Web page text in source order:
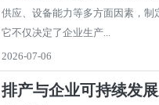
供应、设备能力等多方面因素，制
它不仅决定了企业生产...
2026-07-06
排产与企业可持续发